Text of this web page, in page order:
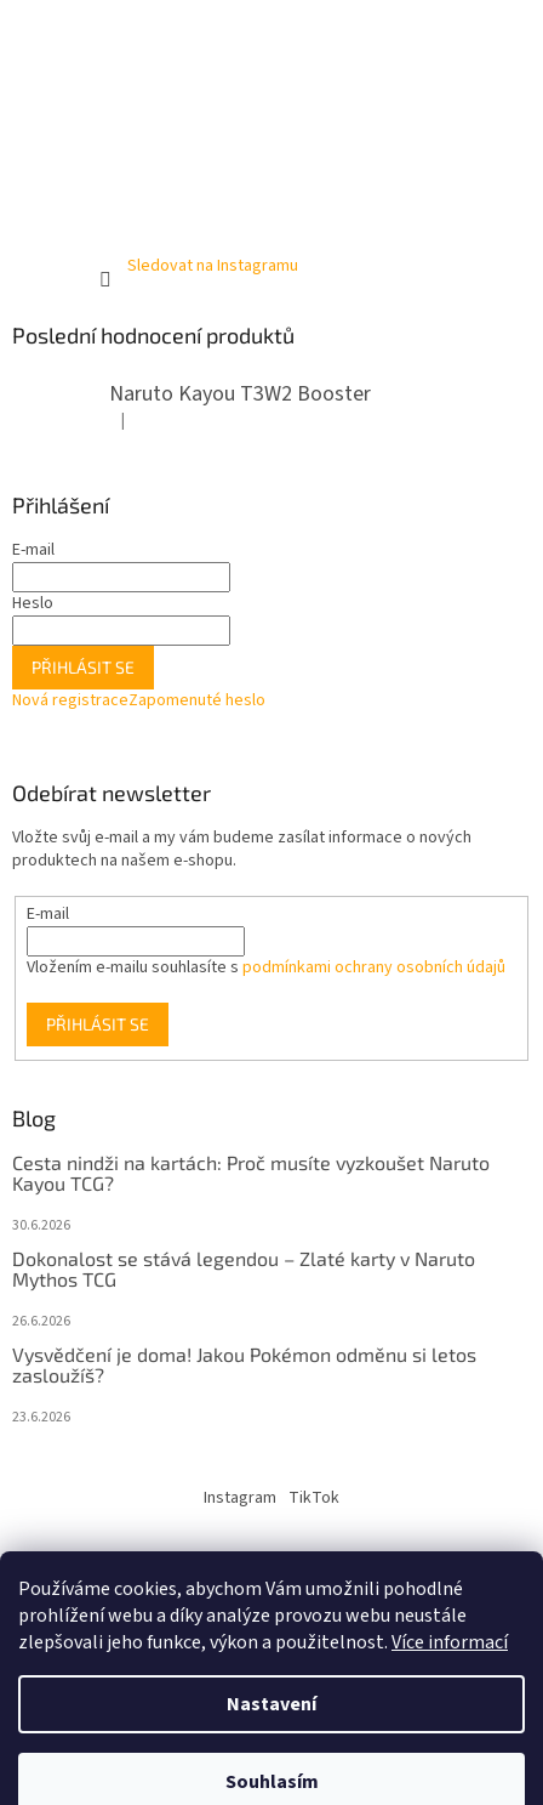
Používáme cookies, abychom Vám umožnili pohodlné
prohlížení webu a díky analýze provozu webu neustále
zlepšovali jeho funkce, výkon a použitelnost.Více informací
Nastavení
Souhlasím
Sledovat na Instagramu
Poslední hodnocení produktů
Naruto Kayou T3W2 Booster
Hodnocení produktu je 4 z 5 hvězdiček.
|
Přihlášení
E-mail
Heslo
PŘIHLÁSIT SE
Nová registraceZapomenuté heslo
Odebírat newsletter
Vložte svůj e-mail a my vám budeme zasílat informace o nových
produktech na našem e-shopu.
E-mail
Vložením e-mailu souhlasíte s podmínkami ochrany osobních údajů
PŘIHLÁSIT SE
Blog
Cesta nindži na kartách: Proč musíte vyzkoušet Naruto
Kayou TCG?
30.6.2026
Dokonalost se stává legendou – Zlaté karty v Naruto
Mythos TCG
26.6.2026
Vysvědčení je doma! Jakou Pokémon odměnu si letos
zasloužíš?
23.6.2026
Instagram TikTok
Vytvořil Shoptet
. Všechna práva vyhrazena.
"); ttq.page(); }(window, document, 'ttq'); ttq.track('ViewContent',
{"content_type":"product_group","quantity":1,"content_name":"Naruto